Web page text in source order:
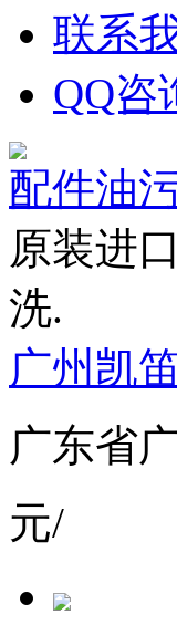
联系
QQ咨
配件油
原装进
洗.
广州凯
广东省
元/